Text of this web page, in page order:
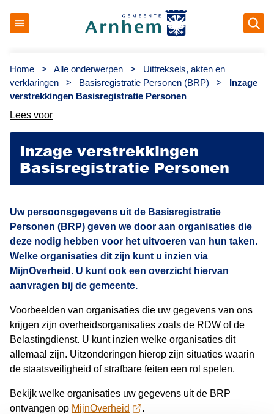
Home > Alle onderwerpen >
Uittreksels, akten en
verklaringen
> Basisregistratie Personen (BRP) >
Inzage
verstrekkingen Basisregistratie Personen
Lees voor
Inzage verstrekkingen
Basisregistratie Personen
Uw persoonsgegevens uit de Basisregistratie
Personen (BRP) geven we door aan organisaties die
deze nodig hebben voor het uitvoeren van hun taken.
Welke organisaties dit zijn kunt u inzien via
MijnOverheid. U kunt ook een overzicht hiervan
aanvragen bij de gemeente.
Voorbeelden van organisaties die uw gegevens van ons
krijgen zijn overheidsorganisaties zoals de RDW of de
Belastingdienst. U kunt inzien welke organisaties dit
allemaal zijn. Uitzonderingen hierop zijn situaties waarin
de staatsveiligheid of strafbare feiten een rol spelen.
Bekijk welke organisaties uw gegevens uit de BRP
ontvangen op MijnOverheid .